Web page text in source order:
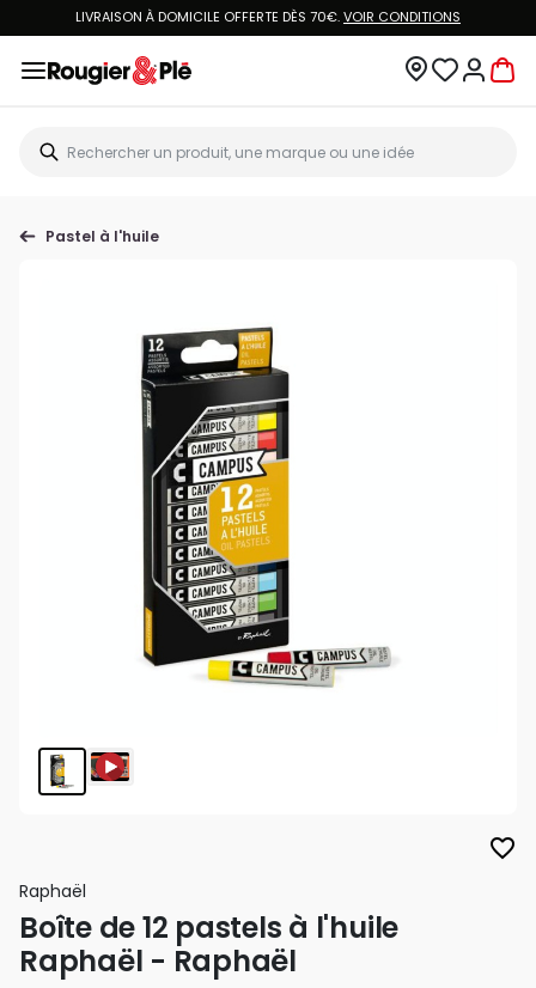
LIVRAISON À DOMICILE OFFERTE DÈS 70€.VOIR CONDITIONS
Pastel à l'huile
favorite_border
Raphaël
Boîte de 12 pastels à l'huile
Raphaël - Raphaël